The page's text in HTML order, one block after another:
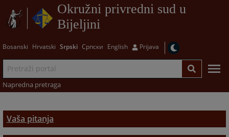
Okružni privredni sud u
Bijeljini
Bosanski Hrvatski Srpski Српски English Prijava
Napredna pretraga
Vaša pitanja